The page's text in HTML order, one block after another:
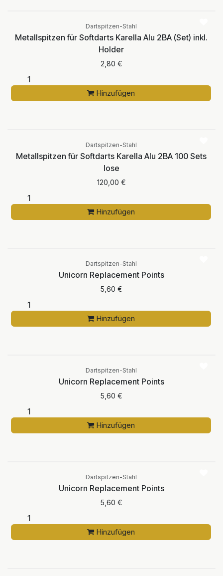
Dartspitzen-Stahl
Metallspitzen für Softdarts Karella Alu 2BA (Set) inkl.
Holder
2,80 €
Hinzufügen
Dartspitzen-Stahl
Metallspitzen für Softdarts Karella Alu 2BA 100 Sets
lose
120,00 €
Hinzufügen
Dartspitzen-Stahl
Unicorn Replacement Points
5,60 €
Hinzufügen
Dartspitzen-Stahl
Unicorn Replacement Points
5,60 €
Hinzufügen
Dartspitzen-Stahl
Unicorn Replacement Points
5,60 €
Hinzufügen